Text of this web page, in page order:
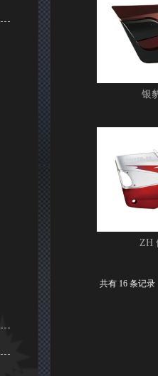
银
ZH
共有 16 条记录